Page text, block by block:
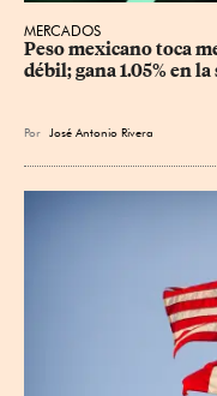
MERCADOS
Peso mexicano toca
débil; gana 1.05% en la
Por José Antonio Rivera